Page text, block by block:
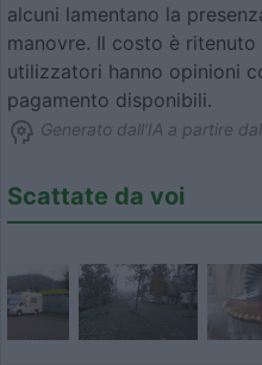
alcuni lamentano la
manovre. Il costo è
utilizzatori hanno opinioni
pagamento disponibili.
Generato dall'IA a partire
Scattate da voi